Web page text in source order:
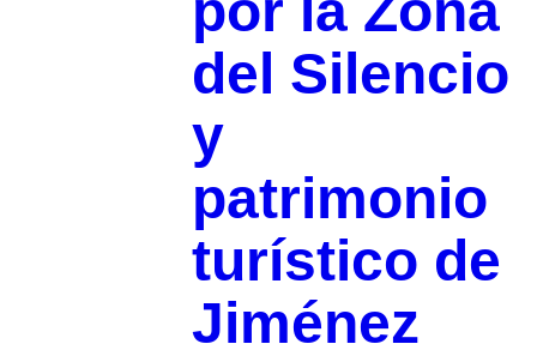
del Silencio
y
patrimonio
turístico de
Jiménez